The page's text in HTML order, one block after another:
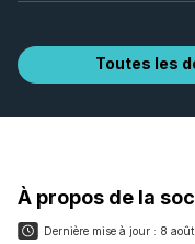
Toutes les
À propos de la
Dernière mise à jour : 8